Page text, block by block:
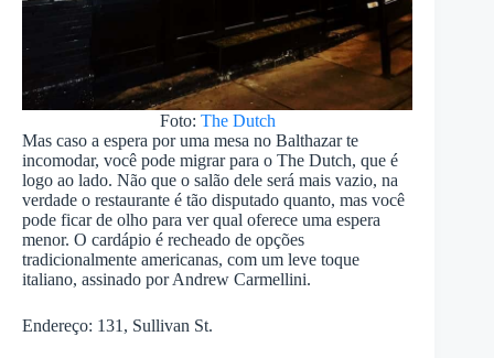
Foto: The Dutch
Mas caso a espera por uma mesa no Balthazar te
incomodar, você pode migrar para o The Dutch, que é
logo ao lado. Não que o salão dele será mais vazio, na
verdade o restaurante é tão disputado quanto, mas você
pode ficar de olho para ver qual oferece uma espera
menor. O cardápio é recheado de opções
tradicionalmente americanas, com um leve toque
italiano, assinado por Andrew Carmellini.
Endereço: 131, Sullivan St.